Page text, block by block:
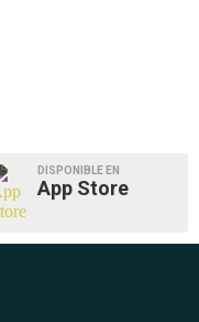
DISPONIBLE EN
App Store